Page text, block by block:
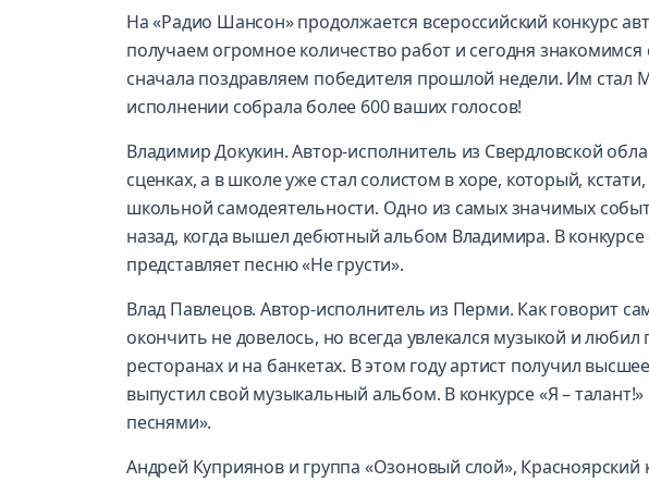
На «Радио Шансон» продолжается всероссийский конкурс
получаем огромное количество работ и сегодня
сначала поздравляем победителя прошлой недели. Им стал
исполнении собрала более 600 ваших голосов!
Владимир Докукин. Автор-исполнитель из Свердловской
сценках, а в школе уже стал солистом в хоре, который,
школьной самодеятельности. Одно из самых значимых
назад, когда вышел дебютный альбом Владимира. В конкурсе
представляет песню «Не грусти».
Влад Павлецов. Автор-исполнитель из Перми. Как говорит
окончить не довелось, но всегда увлекался музыкой и
ресторанах и на банкетах. В этом году артист получил
выпустил свой музыкальный альбом. В конкурсе «Я –
песнями».
Андрей Куприянов и группа «Озоновый слой», Красноярский